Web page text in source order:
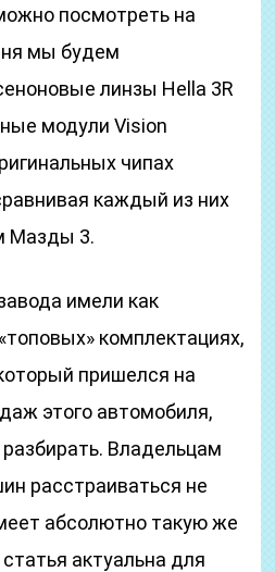
посмотреть на
мы будем
линзы Hella 3R
модули Vision
чипах
каждый из них
Мазды 3.
имели как
комплектациях,
пришелся на
этого автомобиля,
Владельцам
расстраиваться не
абсолютно такую же
актуальна для